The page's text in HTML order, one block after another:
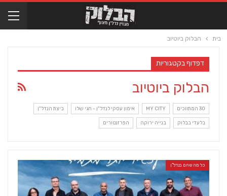
בית הבלוק ביוטיוב
דפדוף בקטגוריות
הבלוק ביוטיוב
30 המתווכים MY CITY אימון עסקי לנדל"ן - חגי שלו ביצת הנדל"ן
בלעדי בבלוק בנייה ירוקה הפרזנטורים
כל מה שחם בנדל"ן